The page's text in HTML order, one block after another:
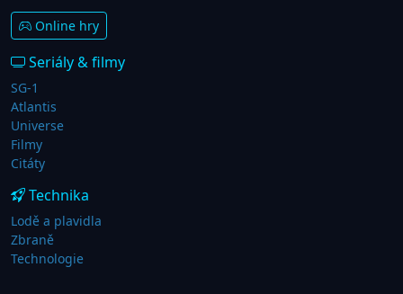
Online hry
Seriály & filmy
SG-1
Atlantis
Universe
Filmy
Citáty
Technika
Lodě a plavidla
Zbraně
Technologie